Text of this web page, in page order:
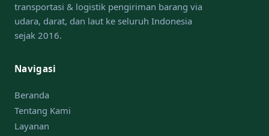
transportasi & logistik pengiriman barang via
udara, darat, dan laut ke seluruh Indonesia
sejak 2016.
Navigasi
Beranda
Tentang Kami
Layanan